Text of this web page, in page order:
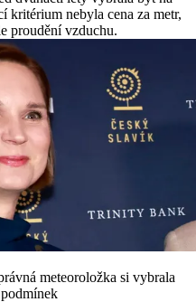
kritérium nebyla cena za metr,
proudění vzduchu.
meteoroložka si vybrala